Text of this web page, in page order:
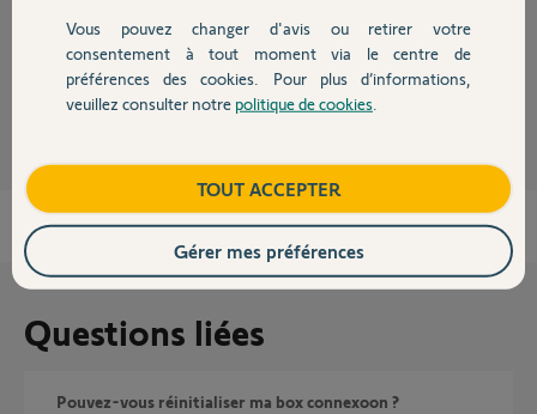
Devis avec un pro
Contact
bonne journée
Nicolas F. il y a plus d'un an
Questions liées
Pouvez-vous réinitialiser ma box connexoon ?
Vous pouvez changer d'avis ou retirer votre
consentement à tout moment via le centre de
préférences des cookies. Pour plus d’informations,
veuillez consulter notre politique de cookies
TOUT ACCEPTER
Gérer mes préférences